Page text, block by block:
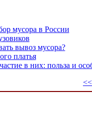
мусора в России
вывоз мусора?
платья
в них: польза и